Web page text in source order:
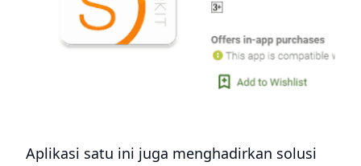
Aplikasi satu ini juga menghadirkan solusi